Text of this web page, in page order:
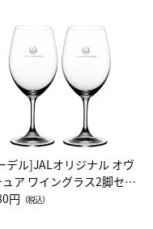
デル]JALオリジナル オヴ
ュア ワイングラス2脚セッ
ッドワイン）
円 （税込）